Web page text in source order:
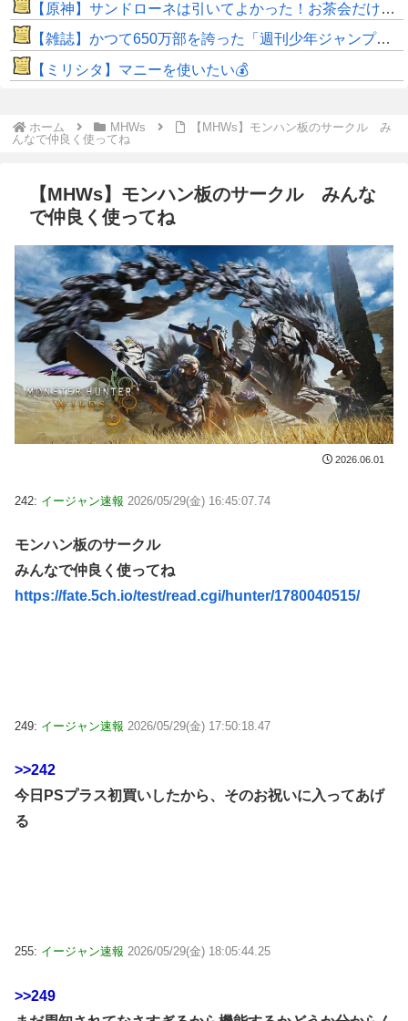
【原神】サンドローネは引いてよかった！お茶会だけでも元取れた。
【雑誌】かつて650万部を誇った「週刊少年ジャンプ」、発行部数が初の100万部割れ ピーク時の４分の１にまで減少
【ミリシタ】マニーを使いたい💰
ホーム MHWs
【MHWs】モンハン板のサークル み
んなで仲良く使ってね
【MHWs】モンハン板のサークル みんな
で仲良く使ってね
2026.06.01
242: イージャン速報 2026/05/29(金) 16:45:07.74
モンハン板のサークル
みんなで仲良く使ってね
https://fate.5ch.io/test/read.cgi/hunter/1780040515/
249: イージャン速報 2026/05/29(金) 17:50:18.47
>>242
今日PSプラス初買いしたから、そのお祝いに入ってあげ
る
255: イージャン速報 2026/05/29(金) 18:05:44.25
>>249